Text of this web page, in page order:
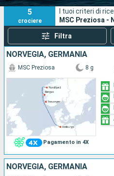
5
crociere
I tuoi criteri di
MSC Preziosa -
Filtra
NORVEGIA, GERMANIA
Pagamento in 4X
MSC Preziosa 8 g
NORVEGIA, GERMANIA